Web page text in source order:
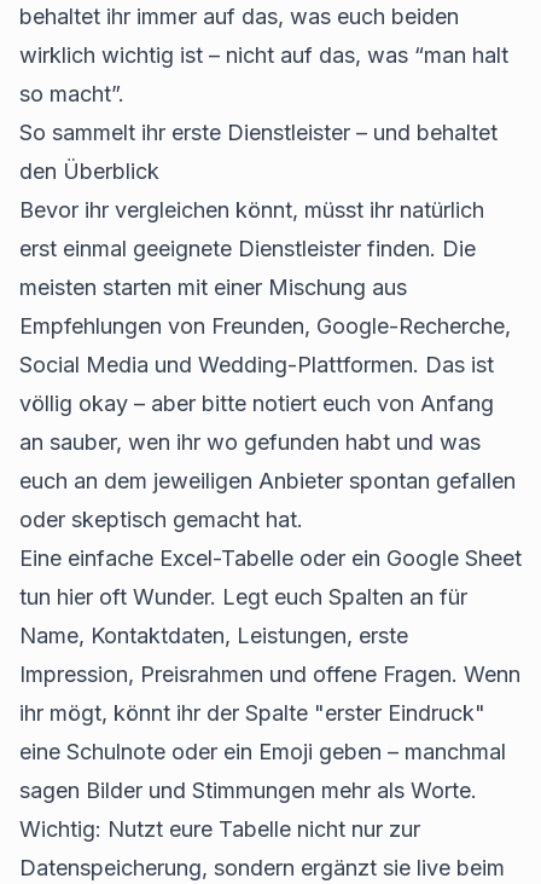
behaltet ihr immer auf das, was euch beiden
wirklich wichtig ist – nicht auf das, was “man halt
so macht”.
So sammelt ihr erste Dienstleister – und behaltet
den Überblick
Bevor ihr vergleichen könnt, müsst ihr natürlich
erst einmal geeignete Dienstleister finden. Die
meisten starten mit einer Mischung aus
Empfehlungen von Freunden, Google-Recherche,
Social Media und Wedding-Plattformen. Das ist
völlig okay – aber bitte notiert euch von Anfang
an sauber, wen ihr wo gefunden habt und was
euch an dem jeweiligen Anbieter spontan gefallen
oder skeptisch gemacht hat.
Eine einfache Excel-Tabelle oder ein Google Sheet
tun hier oft Wunder. Legt euch Spalten an für
Name, Kontaktdaten, Leistungen, erste
Impression, Preisrahmen und offene Fragen. Wenn
ihr mögt, könnt ihr der Spalte "erster Eindruck"
eine Schulnote oder ein Emoji geben – manchmal
sagen Bilder und Stimmungen mehr als Worte.
Wichtig: Nutzt eure Tabelle nicht nur zur
Datenspeicherung, sondern ergänzt sie live beim